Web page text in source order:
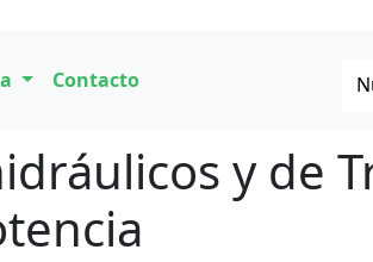
Contacto
y de